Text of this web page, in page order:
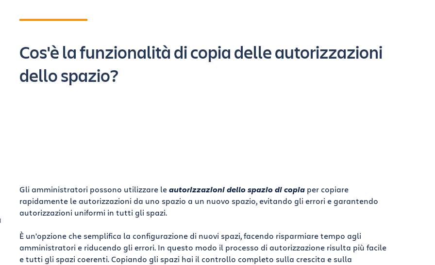
Cos'è la funzionalità di copia delle autorizzazioni
dello spazio?
Gli amministratori possono utilizzare leautorizzazioni dello spazio di copiaper copiare
rapidamente le autorizzazioni da uno spazio a un nuovo spazio, evitando gli errori e garantendo
autorizzazioni uniformi in tutti gli spazi.
È un'opzione che semplifica la configurazione di nuovi spazi, facendo risparmiare tempo agli
amministratori e riducendo gli errori. In questo modo il processo di autorizzazione risulta più facile
e tutti gli spazi coerenti. Copiando gli spazi hai il controllo completo sulla crescita e sulla